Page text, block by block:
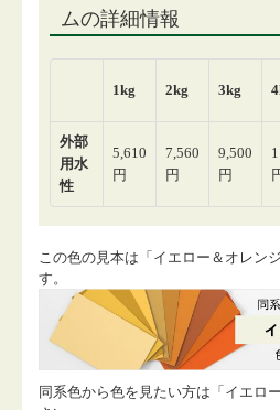
この色の見本は「イエロー＆オレン
す。
同系色から色を見たい方は「イエロ